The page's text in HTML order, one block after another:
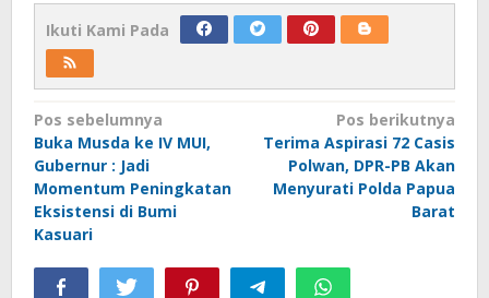
Ikuti Kami Pada
Navigasi
pos
Pos sebelumnya
Buka Musda ke IV MUI,
Gubernur : Jadi
Momentum Peningkatan
Eksistensi di Bumi
Kasuari
Pos berikutnya
Terima Aspirasi 72 Casis
Polwan, DPR-PB Akan
Menyurati Polda Papua
Barat